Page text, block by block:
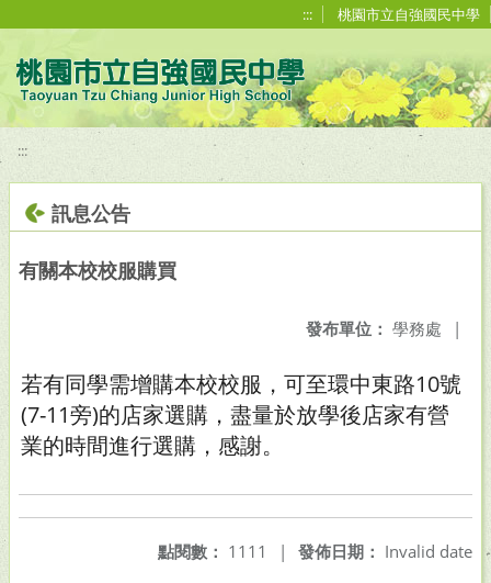
::: 桃園市立自強國民中學
:::
訊息公告
有關本校校服購買
發布單位： 學務處 |
若有同學需增購本校校服，可至環中東路10號
(7-11旁)的店家選購，盡量於放學後店家有營
業的時間進行選購，感謝。
發佈日期： Invalid date
點閱數： 1111 |